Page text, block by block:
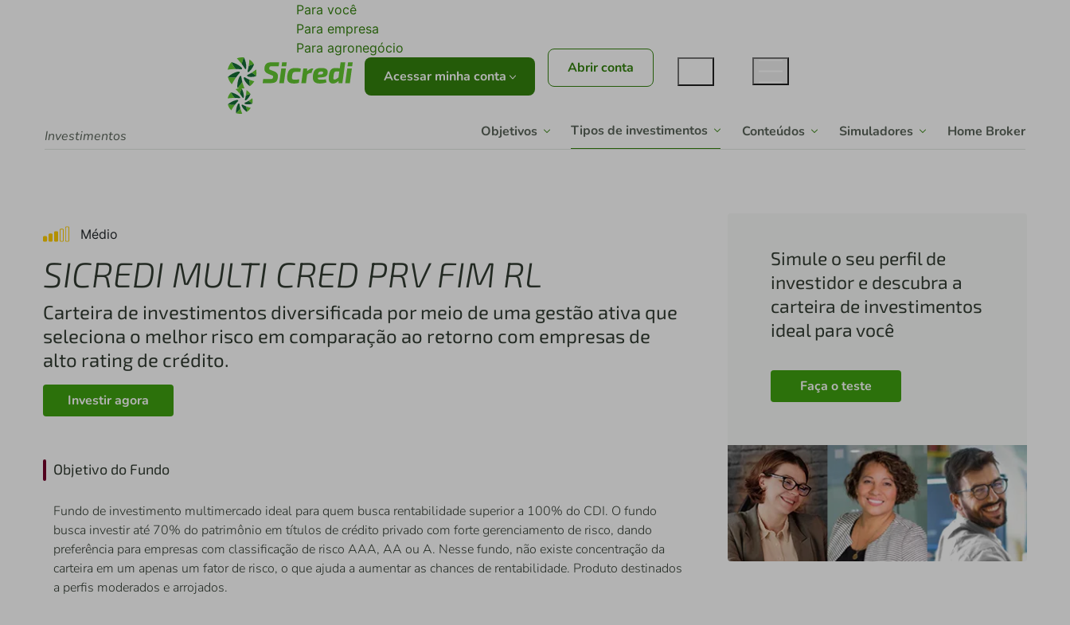
Para você
Para empresa
Para agronegócio
Acessar minha conta Abrir conta
Investimentos Objetivos Tipos de investimentos Conteúdos Simuladores Home Broker
Médio
SICREDI MULTI CRED PRV FIM RL
Carteira de investimentos diversificada por meio de uma gestão ativa que
seleciona o melhor risco em comparação ao retorno com empresas de
alto rating de crédito.
Investir agora
Objetivo do Fundo
Fundo de investimento multimercado ideal para quem busca rentabilidade superior a 100% do CDI. O fundo
busca investir até 70% do patrimônio em títulos de crédito privado com forte gerenciamento de risco, dando
preferência para empresas com classificação de risco AAA, AA ou A. Nesse fundo, não existe concentração da
carteira em um apenas um fator de risco, o que ajuda a aumentar as chances de rentabilidade. Produto destinados
a perfis moderados e arrojados.
Simule o seu perfil de
investidor e descubra a
carteira de investimentos
ideal para você
Faça o teste